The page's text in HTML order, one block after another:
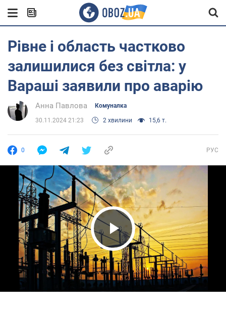
Рівне і область частково
залишилися без світла: у
Вараші заявили про аварію
Анна Павлова Комуналка
30.11.2024 21:23 2 хвилини 15,6 т.
0 РУС
Play Video